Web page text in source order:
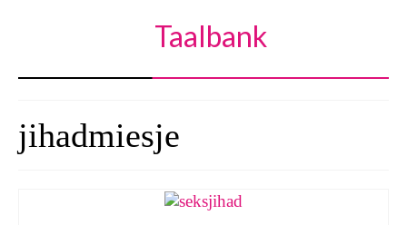
Taalbank
jihadmiesje